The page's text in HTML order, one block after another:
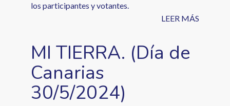
los participantes y votantes.
LEER MÁS
MI TIERRA. (Día de
Canarias
30/5/2024)